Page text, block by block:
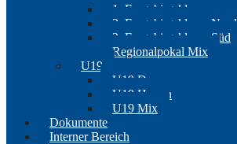
1. Erzgebirgsklasse
2. Erzgebirgsklasse Nord
2. Erzgebirgsklasse Süd
Regionalpokal Mix
U19
U19 Damen
U19 Herren
U19 Mix
Dokumente
Interner Bereich